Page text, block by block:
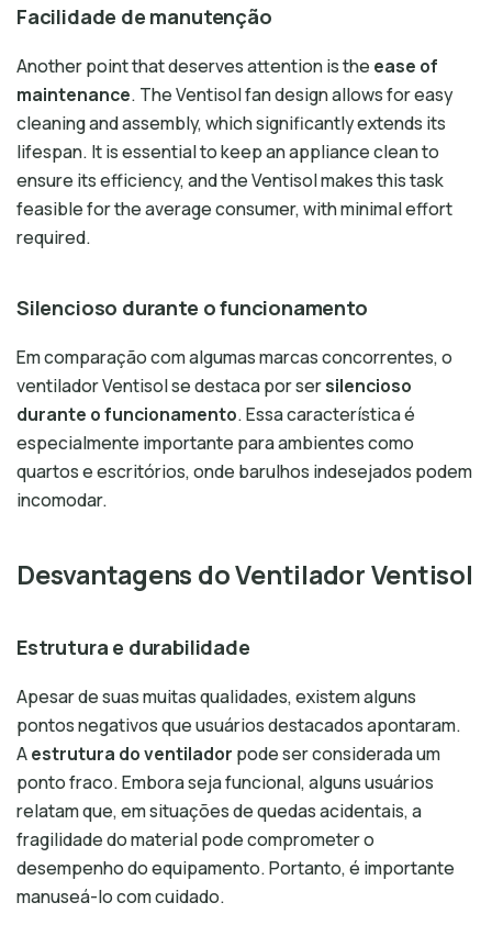
Facilidade de manutenção
Another point that deserves attention is the ease of
maintenance. The Ventisol fan design allows for easy
cleaning and assembly, which significantly extends its
lifespan. It is essential to keep an appliance clean to
ensure its efficiency, and the Ventisol makes this task
feasible for the average consumer, with minimal effort
required.
Silencioso durante o funcionamento
Em comparação com algumas marcas concorrentes, o
ventilador Ventisol se destaca por sersilencioso
durante o funcionamento. Essa característica é
especialmente importante para ambientes como
quartos e escritórios, onde barulhos indesejados podem
incomodar.
Desvantagens do Ventilador Ventisol
Estrutura e durabilidade
Apesar de suas muitas qualidades, existem alguns
pontos negativos que usuários destacados apontaram.
Aestrutura do ventilador pode ser considerada um
ponto fraco. Embora seja funcional, alguns usuários
relatam que, em situações de quedas acidentais, a
fragilidade do material pode comprometer o
desempenho do equipamento. Portanto, é importante
manuseá-lo com cuidado.